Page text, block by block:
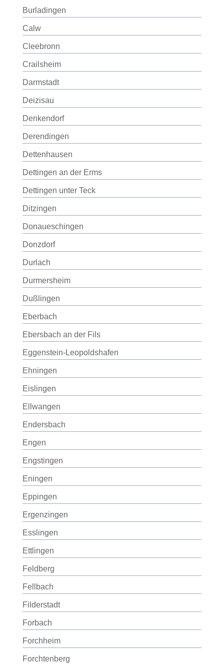
Burladingen
Calw
Cleebronn
Crailsheim
Darmstadt
Deizisau
Denkendorf
Derendingen
Dettenhausen
Dettingen an der Erms
Dettingen unter Teck
Ditzingen
Donaueschingen
Donzdorf
Durlach
Durmersheim
Dußlingen
Eberbach
Ebersbach an der Fils
Eggenstein-Leopoldshafen
Ehningen
Eislingen
Ellwangen
Endersbach
Engen
Engstingen
Eningen
Eppingen
Ergenzingen
Esslingen
Ettlingen
Feldberg
Fellbach
Filderstadt
Forbach
Forchheim
Forchtenberg